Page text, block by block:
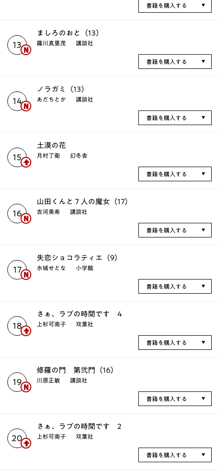
書籍を購入する
13
ましろのおと（13）
羅川真里茂 講談社
書籍を購入する
14
ノラガミ（13）
あだちとか 講談社
書籍を購入する
15
土漠の花
月村了衛 幻冬舎
書籍を購入する
16
山田くんと７人の魔女（17）
吉河美希 講談社
書籍を購入する
17
失恋ショコラティエ（9）
水城せとな 小学館
書籍を購入する
18
さぁ、ラブの時間です 4
上杉可南子 双葉社
書籍を購入する
19
修羅の門 第弐門（16）
川原正敏 講談社
書籍を購入する
20
さぁ、ラブの時間です 2
上杉可南子 双葉社
書籍を購入する